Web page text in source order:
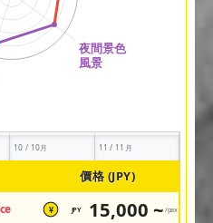
10 / 10月 11 / 11月
價格 (JPY)
¥ JPY 15,000 ~ /pax